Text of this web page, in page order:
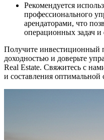
Рекомендуется
профессионального
арендаторами, что
операционных задач и
Получите инвестиционный
доходностью и доверьте
Real Estate. Свяжитесь с
и составления оптимальной